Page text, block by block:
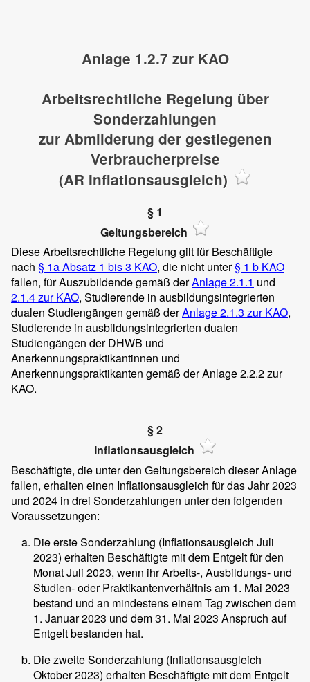
Anlage 1.2.7 zur KAO
Arbeitsrechtliche Regelung über
Sonderzahlungen
zur Abmilderung der gestiegenen
Verbraucherpreise
(AR Inflationsausgleich)
§ 1
Geltungsbereich
Diese Arbeitsrechtliche Regelung gilt für Beschäftigte
nach § 1a Absatz 1 bis 3 KAO, die nicht unter§ 1 b KAO
fallen, für Auszubildende gemäß derAnlage 2.1.1 und
2.1.4 zur KAO, Studierende in ausbildungsintegrierten
dualen Studiengängen gemäß derAnlage 2.1.3 zur KAO,
Studierende in ausbildungsintegrierten dualen
Studiengängen der DHWB und
Anerkennungspraktikantinnen und
Anerkennungspraktikanten gemäß der Anlage 2.2.2 zur
KAO.
§ 2
Inflationsausgleich
Beschäftigte, die unter den Geltungsbereich dieser Anlage
fallen, erhalten einen Inflationsausgleich für das Jahr 2023
und 2024 in drei Sonderzahlungen unter den folgenden
Voraussetzungen:
Die erste Sonderzahlung (Inflationsausgleich Juli
2023) erhalten Beschäftigte mit dem Entgelt für den
Monat Juli 2023, wenn ihr Arbeits-, Ausbildungs- und
Studien- oder Praktikantenverhältnis am 1. Mai 2023
bestand und an mindestens einem Tag zwischen dem
1. Januar 2023 und dem 31. Mai 2023 Anspruch auf
Entgelt bestanden hat.
Die zweite Sonderzahlung (Inflationsausgleich
Oktober 2023) erhalten Beschäftigte mit dem Entgelt